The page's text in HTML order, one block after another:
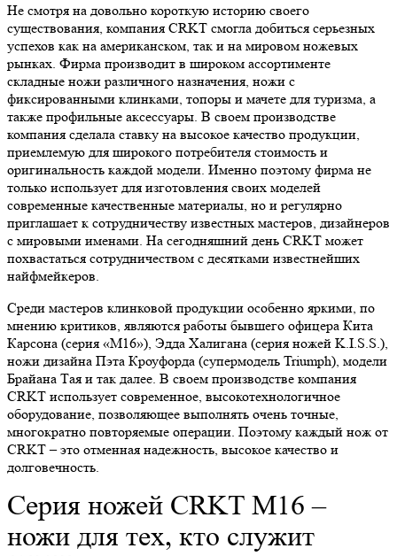
Не смотря на довольно короткую историю своего
существования, компания CRKT смогла добиться серьезных
успехов как на американском, так и на мировом ножевых
рынках. Фирма производит в широком ассортименте
складные ножи различного назначения, ножи с
фиксированными клинками, топоры и мачете для туризма, а
также профильные аксессуары. В своем производстве
компания сделала ставку на высокое качество продукции,
приемлемую для широкого потребителя стоимость и
оригинальность каждой модели. Именно поэтому фирма не
только использует для изготовления своих моделей
современные качественные материалы, но и регулярно
приглашает к сотрудничеству известных мастеров, дизайнеров
с мировыми именами. На сегодняшний день CRKT может
похвастаться сотрудничеством с десятками известнейших
найфмейкеров.
Среди мастеров клинковой продукции особенно яркими, по
мнению критиков, являются работы бывшего офицера Кита
Карсона (серия «М16»), Эдда Халигана (серия ножей K.I.S.S.),
ножи дизайна Пэта Кроуфорда (супермодель Triumph), модели
Брайана Тая и так далее. В своем производстве компания
CRKT использует современное, высокотехнологичное
оборудование, позволяющее выполнять очень точные,
многократно повторяемые операции. Поэтому каждый нож от
CRKT – это отменная надежность, высокое качество и
долговечность.
​Серия ножей CRKT M16 –
ножи для тех, кто служит